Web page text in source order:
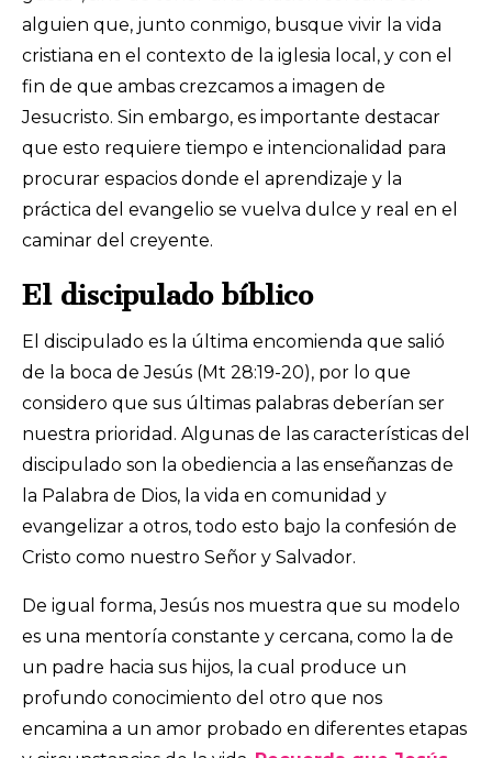
alguien que, junto conmigo, busque vivir la vida
cristiana en el contexto de la iglesia local, y con el
fin de que ambas crezcamos a imagen de
Jesucristo. Sin embargo, es importante destacar
que esto requiere tiempo e intencionalidad para
procurar espacios donde el aprendizaje y la
práctica del evangelio se vuelva dulce y real en el
caminar del creyente.
El discipulado bíblico
El discipulado es la última encomienda que salió
de la boca de Jesús (Mt 28:19-20), por lo que
considero que sus últimas palabras deberían ser
nuestra prioridad. Algunas de las características del
discipulado son la obediencia a las enseñanzas de
la Palabra de Dios, la vida en comunidad y
evangelizar a otros, todo esto bajo la confesión de
Cristo como nuestro Señor y Salvador.
De igual forma, Jesús nos muestra que su modelo
es una mentoría constante y cercana, como la de
un padre hacia sus hijos, la cual produce un
profundo conocimiento del otro que nos
encamina a un amor probado en diferentes etapas